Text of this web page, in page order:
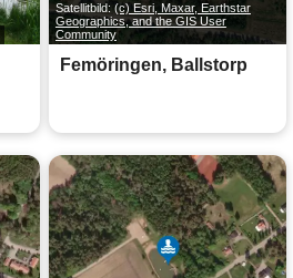
Satellitbild: (c) Esri, Maxar, Earthstar
Geographics, and the GIS User
Community
Femöringen, Ballstorp